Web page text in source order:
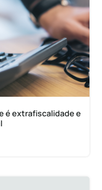
é extrafiscalidade e